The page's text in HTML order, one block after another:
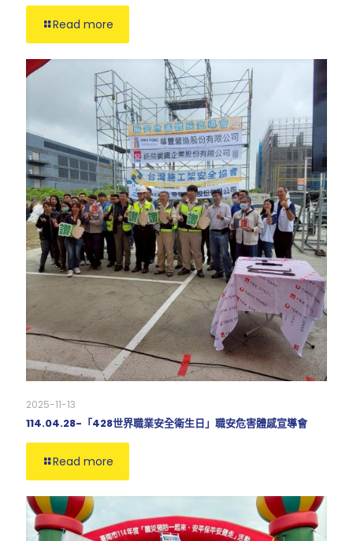
Read more
2025-11-13
114.04.28-「428世界職業安全衛生日」職安危害體感宣導會
Read more